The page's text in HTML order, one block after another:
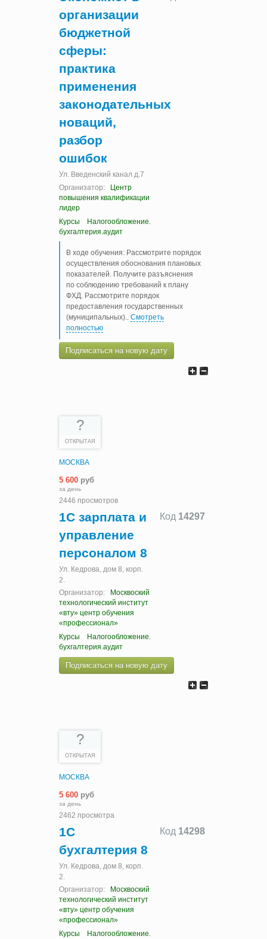
организации
бюджетной
сферы:
практика
применения
законодательных
новаций,
разбор
ошибок
Ул. Введенский канал д.7
Организатор:
Центр
повышения квалификации
лидер
Курсы
Налогообложение.
бухгалтерия.аудит
В ходе обучения: Рассмотрите порядок
осуществления обоснования плановых
показателей. Получите разъяснения
по соблюдению требований к плану
ФХД. Рассмотрите порядок
предоставления государственных
(муниципальных)
Смотреть
полностью
Подписаться на новую дату
?
ОТКРЫТАЯ
МОСКВА
5 600 руб
за день
2446 просмотров
Код 14297
1С зарплата и
управление
персоналом 8
Ул. Кедрова, дом 8, корп.
2.
Организатор:
Москвоский
технологический институт
«вту» центр обучения
«профессионал»
Курсы
Налогообложение.
бухгалтерия.аудит
Подписаться на новую дату
?
ОТКРЫТАЯ
МОСКВА
5 600 руб
за день
2462 просмотра
Код 14298
1С
бухгалтерия 8
Ул. Кедрова, дом 8, корп.
2.
Организатор:
Москвоский
технологический институт
«вту» центр обучения
«профессионал»
Курсы
Налогообложение.